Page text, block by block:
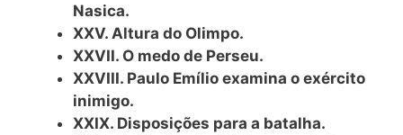
Nasica.
XXV. Altura do Olimpo.
XXVII. O medo de Perseu.
XXVIII. Paulo Emílio examina o exército
inimigo.
XXIX. Disposições para a batalha.